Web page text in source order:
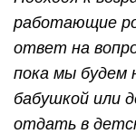
работающие
ответ на
пока мы будем
бабушкой или
отдать в